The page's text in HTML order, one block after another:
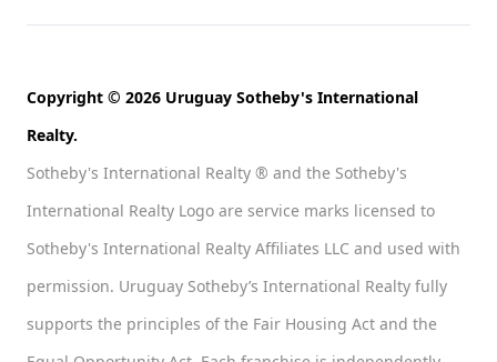
Copyright © 2026 Uruguay Sotheby's International
Realty.
Sotheby's International Realty ® and the Sotheby's
International Realty Logo are service marks licensed to
Sotheby's International Realty Affiliates LLC and used with
permission. Uruguay Sotheby’s International Realty fully
supports the principles of the Fair Housing Act and the